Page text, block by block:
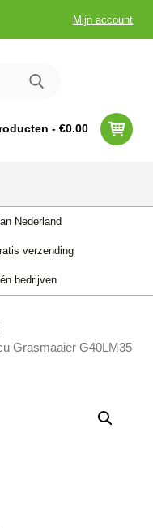
Mijn account
- €0.00
Nederland
verzending
bedrijven
Grasmaaier G40LM35